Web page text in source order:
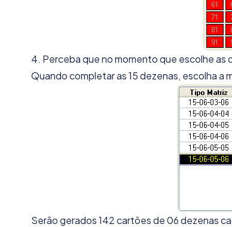
4. Perceba que no momento que escolhe as
Quando completar as 15 dezenas, escolha
Serão gerados 142 cartões de 06 dezenas